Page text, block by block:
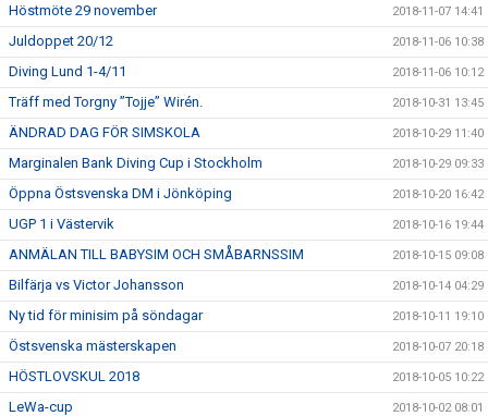
Höstmöte 29 november 2018-11-07 14:41
Juldoppet 20/12 2018-11-06 10:38
Diving Lund 1-4/11 2018-11-06 10:12
Träff med Torgny ”Tojje” Wirén. 2018-10-31 13:45
ÄNDRAD DAG FÖR SIMSKOLA 2018-10-29 11:40
Marginalen Bank Diving Cup i Stockholm 2018-10-29 09:33
Öppna Östsvenska DM i Jönköping 2018-10-20 16:42
UGP 1 i Västervik 2018-10-16 19:44
ANMÄLAN TILL BABYSIM OCH SMÅBARNSSIM 2018-10-15 09:08
Bilfärja vs Victor Johansson 2018-10-14 04:29
Ny tid för minisim på söndagar 2018-10-11 19:10
Östsvenska mästerskapen 2018-10-07 20:18
HÖSTLOVSKUL 2018 2018-10-05 10:22
LeWa-cup 2018-10-02 08:01